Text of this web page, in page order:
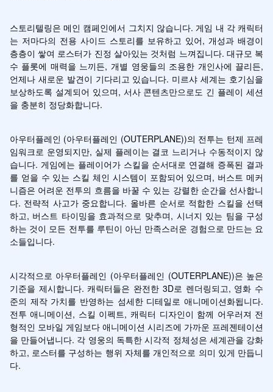
스토리텔링은 메인 캠페인에서 그치지 않습니다. 게임 내 각 캐릭터
는 저마다의 전용 사이드 스토리를 보유하고 있어, 개성과 배경이
층층이 쌓여 로스터가 진정 살아있는 것처럼 느껴집니다. 대규모 복
수 플롯에 매력을 느끼든, 개별 영웅들의 조용한 개인사에 끌리든,
언제나 새로운 발견이 기다리고 있습니다. 미르샤 세계는 호기심을
보상하도록 설계되어 있으며, 서사 콘텐츠만으로도 긴 플레이 세션
을 충분히 정당화합니다.
아우터플레인 (아우터플레인 (OUTERPLANE))의 전투는 턴제 프레
임워크로 운영되지만, 실제 플레이는 결코 느리거나 수동적이지 않
습니다. 게임에는 플레이어가 스킬을 순서대로 연결해 증폭된 결과
를 얻을 수 있는 스킬 체인 시스템이 포함되어 있으며, 버스트 메커
니즘은 어려운 전투의 흐름을 바꿀 수 있는 강렬한 순간을 선사합니
다. 전략적 사고가 중요합니다. 올바른 순서로 적합한 스킬을 선택
하고, 버스트 타이밍을 효과적으로 맞추며, 시너지 있는 팀을 구성
하는 것이 모든 전투를 루틴이 아닌 만족스러운 경험으로 만드는 요
소들입니다.
시각적으로 아우터플레인 (아우터플레인 (OUTERPLANE))은 높은
기준을 제시합니다. 캐릭터들은 완전한 3D로 렌더링되고, 영화 수
준의 제작 가치를 반영하는 섬세한 디테일로 애니메이션화됩니다.
전투 애니메이션, 스킬 이펙트, 캐릭터 디자인이 함께 어우러져 전
형적인 모바일 게임보다 애니메이션 시리즈에 가까운 프레젠테이션
을 만들어냅니다. 각 영웅의 독특한 시각적 정체성은 세계관을 강화
하고, 로스터를 구성하는 행위 자체를 개인적으로 의미 있게 만듭니
다.